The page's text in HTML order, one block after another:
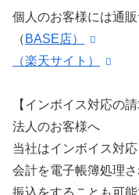
個人のお客様には通
（ BASE店）
（楽天サイト）
【インボイス対応の
法人のお客様へ
当社はインボイス対
会計を電子帳簿処理